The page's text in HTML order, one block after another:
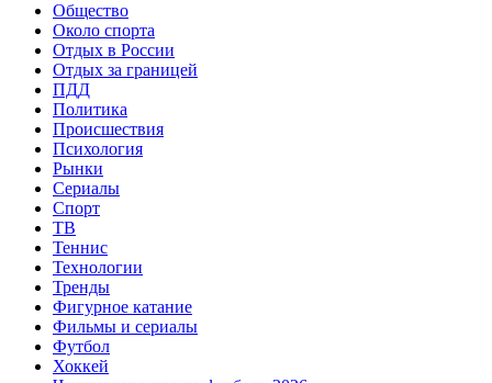
Общество
Около спорта
Отдых в России
Отдых за границей
ПДД
Политика
Происшествия
Психология
Рынки
Сериалы
Спорт
ТВ
Теннис
Технологии
Тренды
Фигурное катание
Фильмы и сериалы
Футбол
Хоккей